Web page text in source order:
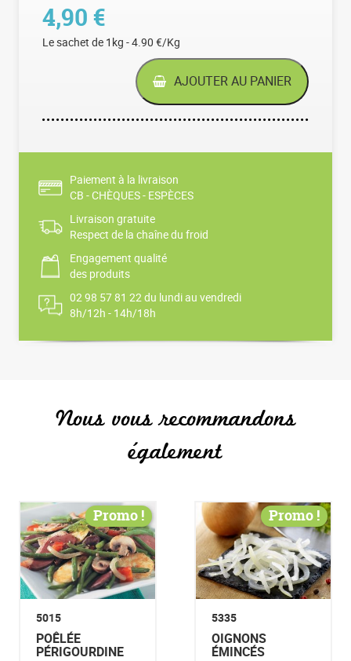
4,90€
Le sachet de 1kg - 4.90 €/Kg
AJOUTER AU PANIER
Paiement à la livraison
CB - CHÈQUES - ESPÈCES
Livraison gratuite
Respect de la chaîne du froid
Engagement qualité
des produits
02 98 57 81 22 du lundi au vendredi
8h/12h - 14h/18h
Nous vous recommandons
également
Promo !
5015
POÊLÉE
PÉRIGOURDINE
Promo !
5335
OIGNONS
ÉMINCÉS